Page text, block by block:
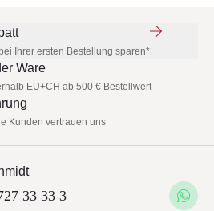
Ihrer ersten Bestellung sparen*
Ware
EU+CH ab 500 € Bestellwert
Kunden vertrauen uns
33 33 3